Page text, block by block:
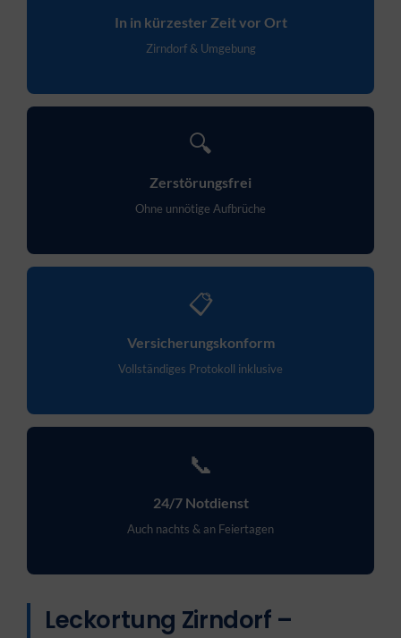
In in kürzester Zeit vor Ort
Zirndorf & Umgebung
🔍
Zerstörungsfrei
Ohne unnötige Aufbrüche
📋
Versicherungskonform
Vollständiges Protokoll inklusive
📞
24/7 Notdienst
Auch nachts & an Feiertagen
Leckortung Zirndorf –